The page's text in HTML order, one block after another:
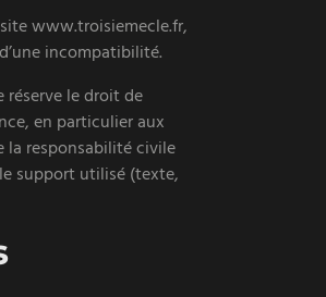
www.troisiemecle.fr,
incompatibilité.
réserve le droit de
en particulier aux
la responsabilité civile
support utilisé (texte,